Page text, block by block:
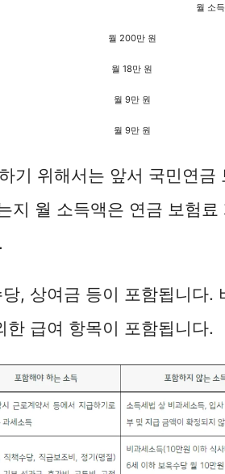
월 소
월 200만 원
월 18만 원
월 9만 원
월 9만 원
기 위해서는 앞서 국민연금
지 월 소득액은 연금 보험료
, 상여금 등이 포함됩니다.
한 급여 항목이 포함됩니다.